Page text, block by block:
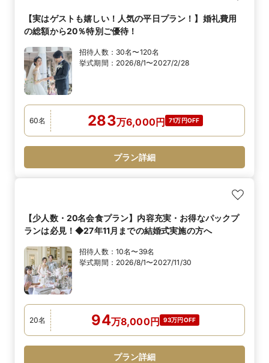
【実はゲストも嬉しい！人気の平日プラン！】婚礼費用
の総額から20％特別ご優待！
招待人数： 30名〜120名
挙式期間： 2026/8/1〜2027/2/28
60名 283万6,000円 71万円OFF
プラン詳細
【少人数・20名会食プラン】内容充実・お得なパックプ
ランは必見！◆27年11月までの結婚式実施の方へ
招待人数： 10名〜39名
挙式期間： 2026/8/1〜2027/11/30
20名 94万8,000円 93万円OFF
プラン詳細